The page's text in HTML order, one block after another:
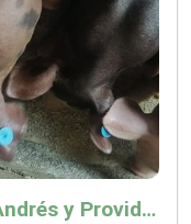
La OMSA reconoció a San Andrés y Providencia como zona libre de Peste Porcina Clásica (PPC)